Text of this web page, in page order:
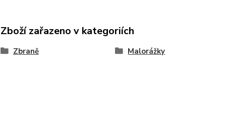
Zboží zařazeno v kategoriích
Zbraně Malorážky